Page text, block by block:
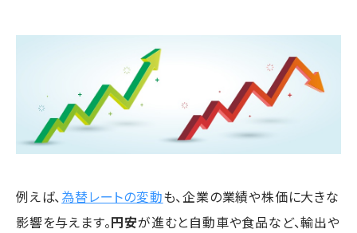
例えば、為替レートの変動も、企業の業績や株価に大きな
影響を与えます。円安が進むと自動車や食品など、輸出や